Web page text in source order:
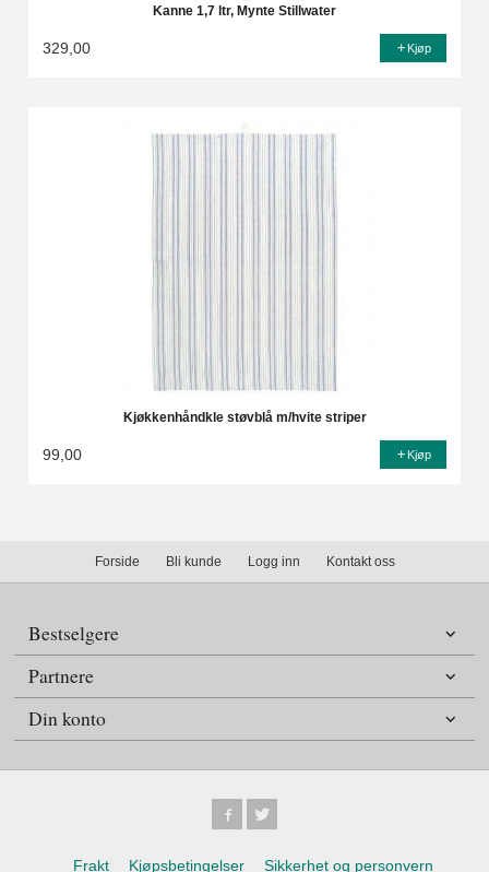
Kanne 1,7 ltr, Mynte Stillwater
329,00 Kjøp
Kjøkkenhåndkle støvblå m/hvite striper
99,00 Kjøp
Forside Bli kunde Logg inn Kontakt oss
Bestselgere
Partnere
Din konto
Frakt Kjøpsbetingelser Sikkerhet og personvern